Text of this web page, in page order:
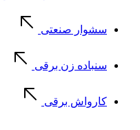
سشوار صنعتی
سنباده زن برقی
کارواش برقی